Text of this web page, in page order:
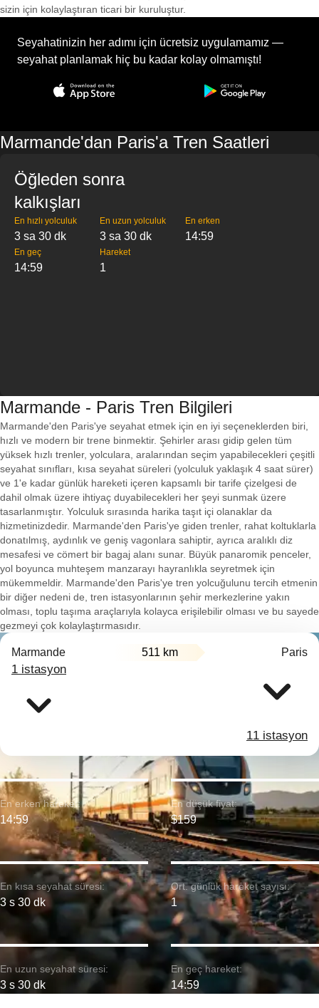
sizin için kolaylaştıran ticari bir kuruluştur.
Seyahatinizin her adımı için ücretsiz uygulamamız —
seyahat planlamak hiç bu kadar kolay olmamıştı!
Marmande'dan Paris'a Tren Saatleri
Öğleden sonra
kalkışları
En hızlı yolculuk
3 sa 30 dk
En uzun yolculuk
3 sa 30 dk
En erken
14:59
En geç
14:59
Hareket
1
Marmande - Paris Tren Bilgileri
Marmande'den Paris'ye seyahat etmek için en iyi seçeneklerden biri,
hızlı ve modern bir trene binmektir. Şehirler arası gidip gelen tüm
yüksek hızlı trenler, yolculara, aralarından seçim yapabilecekleri çeşitli
seyahat sınıfları, kısa seyahat süreleri (yolculuk yaklaşık 4 saat sürer)
ve 1'e kadar günlük hareketi içeren kapsamlı bir tarife çizelgesi de
dahil olmak üzere ihtiyaç duyabilecekleri her şeyi sunmak üzere
tasarlanmıştır. Yolculuk sırasında harika taşıt içi olanaklar da
hizmetinizdedir. Marmande'den Paris'ye giden trenler, rahat koltuklarla
donatılmış, aydınlık ve geniş vagonlara sahiptir, ayrıca aralıklı diz
mesafesi ve cömert bir bagaj alanı sunar. Büyük panaromik penceler,
yol boyunca muhteşem manzarayı hayranlıkla seyretmek için
mükemmeldir. Marmande'den Paris'ye tren yolcuğulunu tercih etmenin
bir diğer nedeni de, tren istasyonlarının şehir merkezlerine yakın
olması, toplu taşıma araçlarıyla kolayca erişilebilir olması ve bu sayede
gezmeyi çok kolaylaştırmasıdır.
Marmande 511 km Paris
1 istasyon
11 istasyon
En kısa seyahat süresi:
3 s 30 dk
En erken hareket:
14:59
En uzun seyahat süresi:
3 s 30 dk
En düşük fiyat:
$159
Ort. günlük hareket sayısı:
1
En geç hareket:
14:59